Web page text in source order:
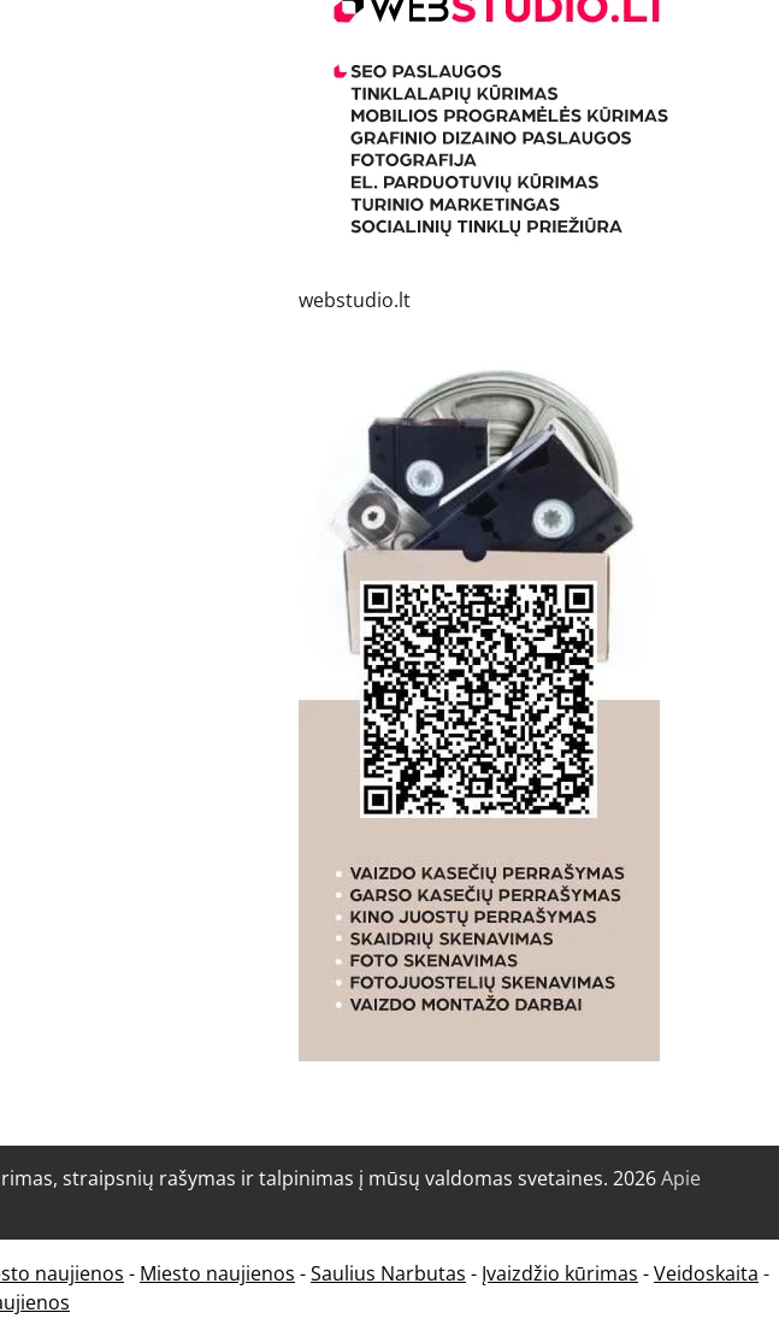
webstudio.lt
straipsnių rašymas ir talpinimas į mūsų valdomas svetaines. 2026Apie
naujienos - Miesto naujienos -Saulius Narbutas - Įvaizdžio kūrimas -Veidoskaita -